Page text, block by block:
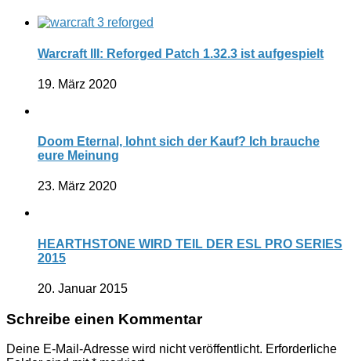
Warcraft III: Reforged Patch 1.32.3 ist aufgespielt
19. März 2020
Doom Eternal, lohnt sich der Kauf? Ich brauche
eure Meinung
23. März 2020
HEARTHSTONE WIRD TEIL DER ESL PRO SERIES
2015
20. Januar 2015
Schreibe einen Kommentar
Deine E-Mail-Adresse wird nicht veröffentlicht. Erforderliche